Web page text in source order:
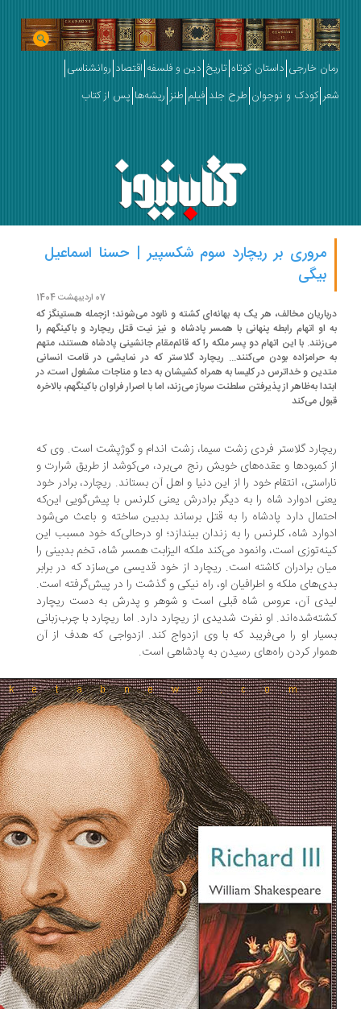
خارجی داستان کوتاه تاریخ دین و فلسفه اقتصاد روانشناسی
کودک و نوجوان طرح جلد فیلم طنز ریشه‌ها پس از کتاب
مروری بر ریچارد سوم شکسپیر | حسنا اسماعیل
مخالف، هر یک به بهانه‌ای کشته و نابود می‌شوند؛ ازجمله هستینگز که
او اتهام رابطه پنهانی با همسر پادشاه و نیز نیت قتل ریچارد و باکینگهم را
با این اتهام دو پسر ملکه را که قائم‌مقام جانشینی پادشاه هستند، متهم
حرامزاده بودن می‌کنند... ریچارد گلاستر که در نمایشی در قامت انسانی
و خداترس در کلیسا به همراه کشیشان به دعا و مناجات مشغول است، در
به‌ظاهر از پذیرفتن سلطنت سرباز می‌زند، اما با اصرار فراوان باکینگهم، بالاخره
می‌کند
گلاستر فردی زشت سیما، زشت اندام و گوژپشت است. وی که
کمبودها و عقده‌های خویش رنج می‌برد، می‌کوشد از طریق شرارت و
انتقام خود را از این دنیا و اهل آن بستاند. ریچارد، برادر خود
ادوارد شاه را به دیگر برادرش یعنی کلرنس با پیش‌گویی این‌که
دارد پادشاه را به قتل برساند بدبین ساخته و باعث می‌شود
شاه، کلرنس را به زندان بیندازد؛ او درحالی‌که خود مسبب این
است، وانمود می‌کند ملکه الیزابت همسر شاه، تخم بدبینی را
برادران کاشته است. ریچارد از خود قدیسی می‌سازد که در برابر
ملکه و اطرافیان او، راه نیکی و گذشت را در پیش‌گرفته است.
آن، عروس شاه قبلی است و شوهر و پدرش به دست ریچارد
او نفرت شدیدی از ریچارد دارد. اما ریچارد با چرب‌زبانی
او را می‌فریبد که با وی ازدواج کند. ازدواجی که هدف از آن
کردن راه‌های رسیدن به پادشاهی است.